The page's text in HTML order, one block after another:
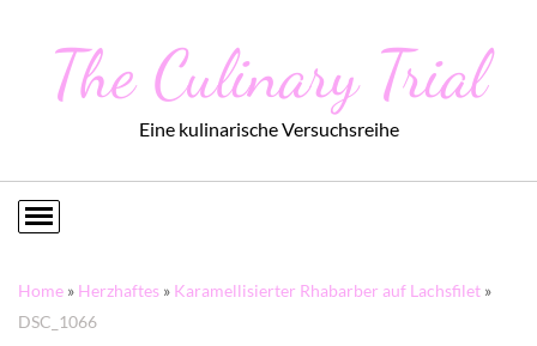
The Culinary Trial
Eine kulinarische Versuchsreihe
Home » Herzhaftes » Karamellisierter Rhabarber auf Lachsfilet »
DSC_1066